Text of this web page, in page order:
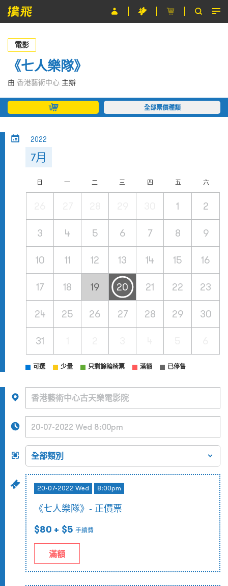
節目
主辦單位
關於撲飛
條款及細則
電影
《七人樂隊》
由 香港藝術中心 主辦
全部票價種類
2022
7月
日 一 二 三 四 五 六
1 2
3 4 5 6 7 8 9
10 11 12 13 14 15 16
17 18 19 20 21 22 23
24 25 26 27 28 29 30
31
可選 少量 只剩餘輪椅票 滿額 已停售
20-07-2022 Wed 8:00pm
《七人樂隊》- 正價票
$80 + $5 手續費
滿額